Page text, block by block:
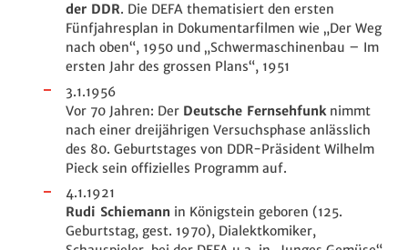
der DDR. Die DEFA thematisiert den ersten
Fünfjahresplan in Dokumentarfilmen wie „Der Weg
nach oben“, 1950 und „Schwermaschinenbau – Im
ersten Jahr des grossen Plans“, 1951
3.1.1956
Vor 70 Jahren: Der Deutsche Fernsehfunk nimmt
nach einer dreijährigen Versuchsphase anlässlich
des 80. Geburtstages von DDR-Präsident Wilhelm
Pieck sein offizielles Programm auf.
4.1.1921
Rudi Schiemann in Königstein geboren (125.
Geburtstag, gest. 1970), Dialektkomiker,